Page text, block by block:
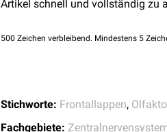
bekommt es Zuflüsse vom
Artikel schnell und vollständig zu
500 Zeichen verbleibend. Mindestens 5
Stichworte: Frontallappen,
Fachgebiete: